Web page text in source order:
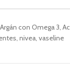
con Omega 3,
nivea, vaseline